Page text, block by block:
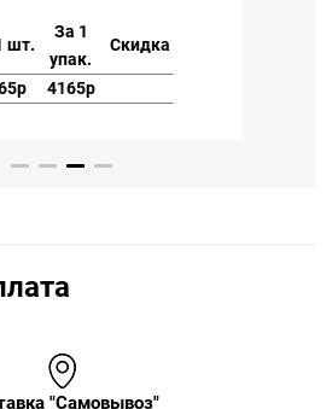
шт.
За 1
упак.
Скидка
4165р
"Самовывоз"